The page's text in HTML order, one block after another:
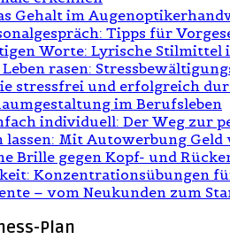
Gehalt im
Tipps für
Worte: Lyrische Stilmittel
rasen:
stressfrei und erfolgreich
im Berufsleben
individuell: Der Weg zur
lassen: Mit Autowerbung Geld
Brille gegen Kopf- und
Konzentrationsübungen
– vom Neukunden zum
Plan